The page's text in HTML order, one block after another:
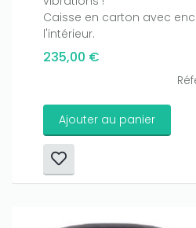
Caisse en carton avec
l'intérieur.
235,00 €
Ajouter au panier